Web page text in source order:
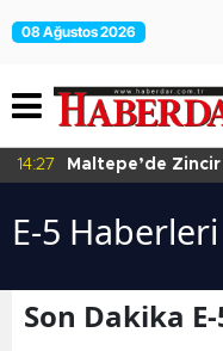
08 Ağustos 2026
14:27 Maltepe’de Zincir
E-5 Haberleri
Son Dakika